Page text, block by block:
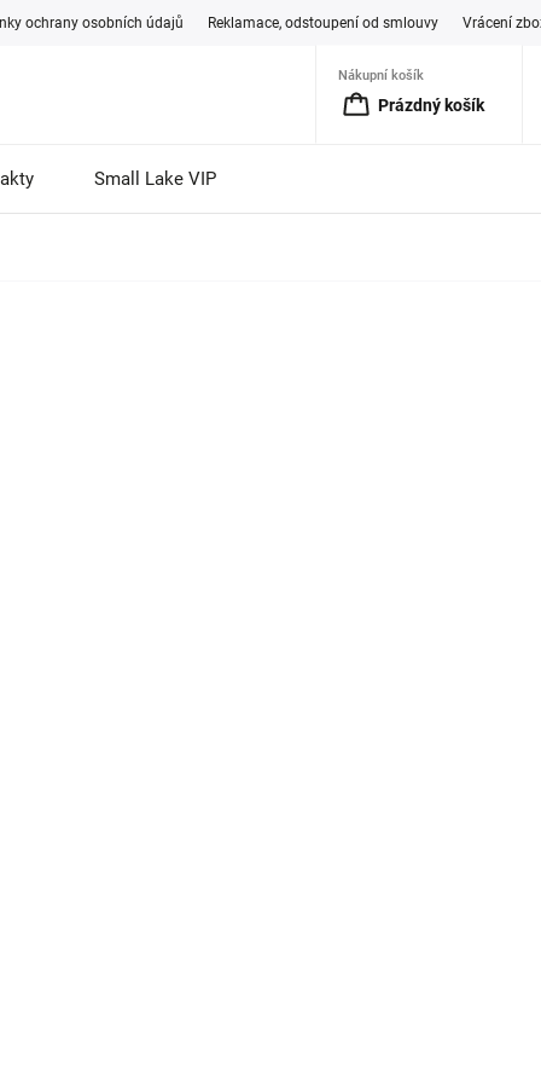
ochrany osobních údajů Reklamace, odstoupení od smlouvy Vrácení
Nákupní košík
Prázdný košík
Small Lake VIP